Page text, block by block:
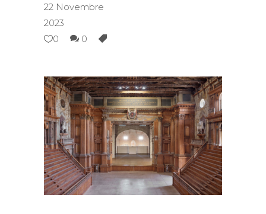
22 Novembre
2023
0
0